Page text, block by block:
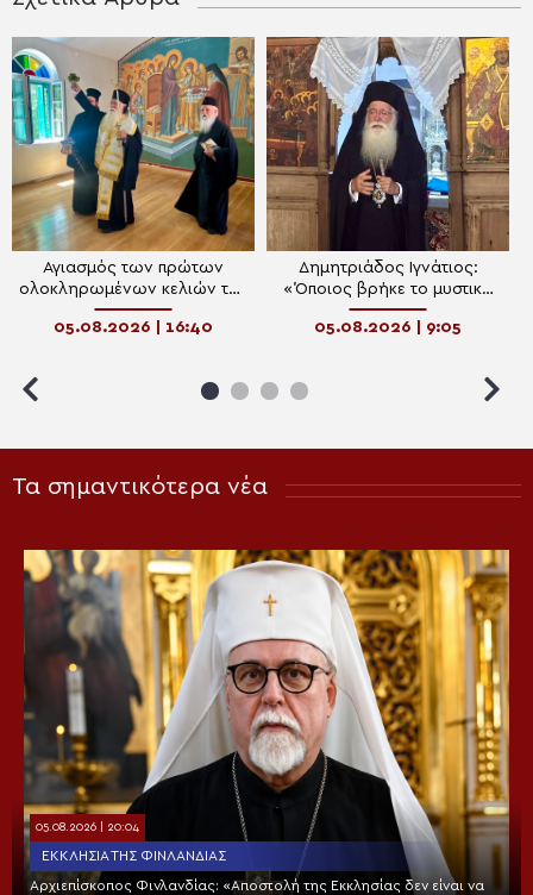
Αγιασμός των πρώτων
ολοκληρωμένων κελιών της
Παλαιάς Ιεράς Μονής
Παναγίας Κάτω Ξενιάς
05.08.2026 | 16:40
Δημητριάδος Ιγνάτιος:
«Όποιος βρήκε το μυστικό
της συγχώρεσης, βρήκε την
ειρήνη στην ψυχή του»
05.08.2026 | 9:05
Τα σημαντικότερα νέα
05.08.2026 | 20:04
ΕΚΚΛΗΣΊΑ ΤΗΣ ΦΙΝΛΑΝΔΊΑΣ
Αρχιεπίσκοπος Φινλανδίας: «Αποστολή της Εκκλησίας δεν είναι να